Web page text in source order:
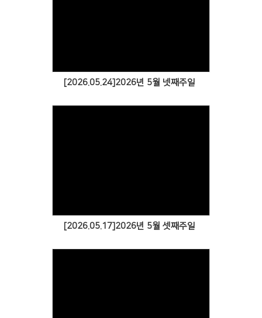
[2026.05.24]2026년 5월 넷째주일
[2026.05.17]2026년 5월 셋째주일